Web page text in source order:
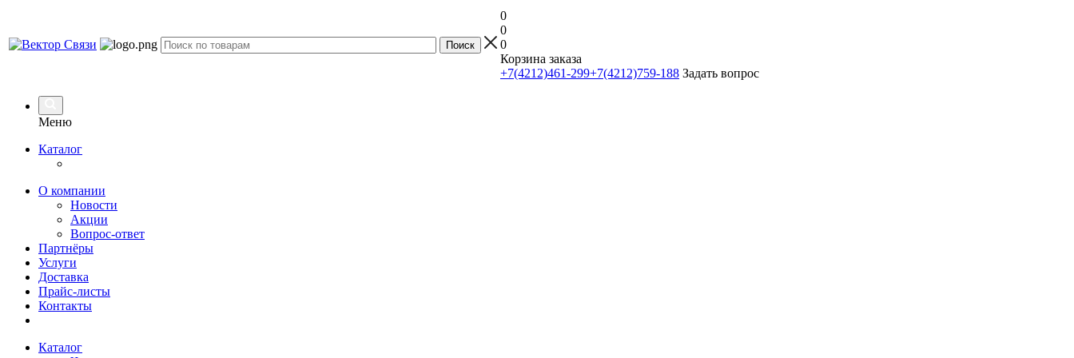
0
0
0
Корзина заказа
+7(4212)461-299+7(4212)759-188 Задать вопрос
Меню
Каталог
О компании
Новости
Акции
Вопрос-ответ
Партнёры
Услуги
Доставка
Прайс-листы
Контакты
Каталог